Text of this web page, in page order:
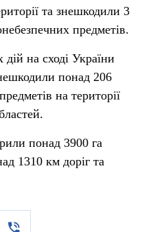
та знешкодили 3
предметів.
на сході України
понад 206
на території
понад 3900 га
1310 км доріг та